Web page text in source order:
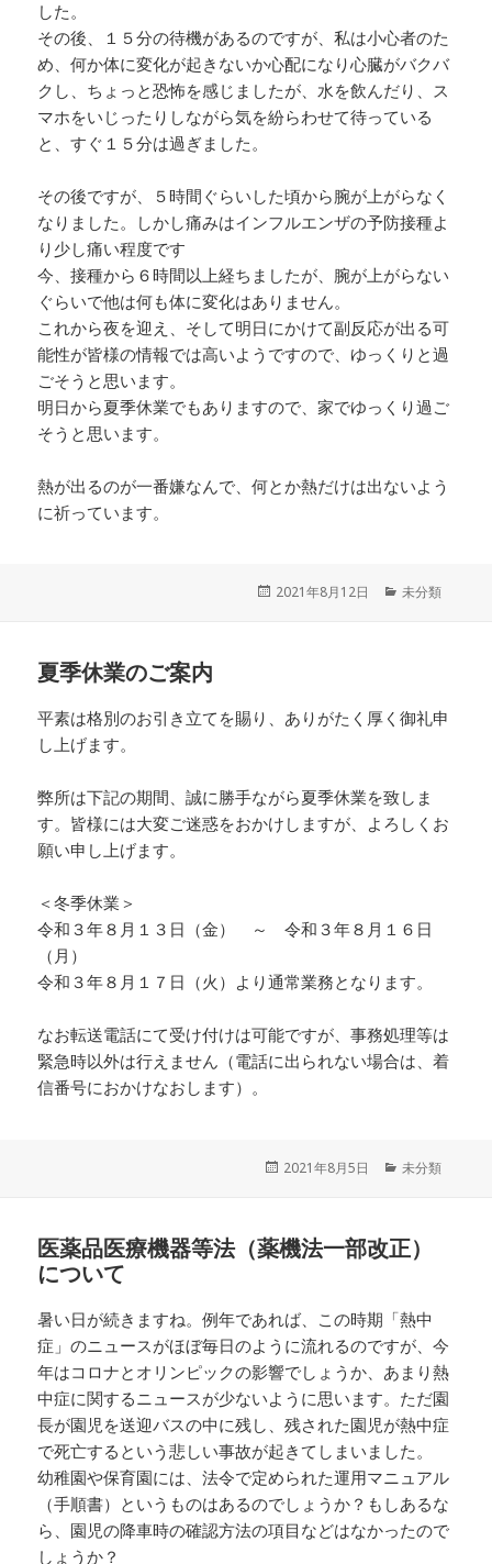
した。
その後、１５分の待機があるのですが、私は小心者のた
め、何か体に変化が起きないか心配になり心臓がバクバ
クし、ちょっと恐怖を感じましたが、水を飲んだり、ス
マホをいじったりしながら気を紛らわせて待っている
と、すぐ１５分は過ぎました。
その後ですが、５時間ぐらいした頃から腕が上がらなく
なりました。しかし痛みはインフルエンザの予防接種よ
り少し痛い程度です
今、接種から６時間以上経ちましたが、腕が上がらない
ぐらいで他は何も体に変化はありません。
これから夜を迎え、そして明日にかけて副反応が出る可
能性が皆様の情報では高いようですので、ゆっくりと過
ごそうと思います。
明日から夏季休業でもありますので、家でゆっくり過ご
そうと思います。
熱が出るのが一番嫌なんで、何とか熱だけは出ないよう
に祈っています。
投
2021年8月12日
カ
未分類
夏季休業のご案内
平素は格別のお引き立てを賜り、ありがたく厚く御礼申
し上げます。
弊所は下記の期間、誠に勝手ながら夏季休業を致しま
す。皆様には大変ご迷惑をおかけしますが、よろしくお
願い申し上げます。
＜冬季休業＞
令和３年８月１３日（金） ～ 令和３年８月１６日
（月）
令和３年８月１７日（火）より通常業務となります。
なお転送電話にて受け付けは可能ですが、事務処理等は
緊急時以外は行えません（電話に出られない場合は、着
信番号におかけなおします）。
投
2021年8月5日
カ
ー
未分類
医薬品医療機器等法（薬機法一部改正）
について
暑い日が続きますね。例年であれば、この時期「熱中
症」のニュースがほぼ毎日のように流れるのですが、今
年はコロナとオリンピックの影響でしょうか、あまり熱
中症に関するニュースが少ないように思います。ただ園
長が園児を送迎バスの中に残し、残された園児が熱中症
で死亡するという悲しい事故が起きてしまいました。
幼稚園や保育園には、法令で定められた運用マニュアル
（手順書）というものはあるのでしょうか？もしあるな
ら、園児の降車時の確認方法の項目などはなかったので
しょうか？